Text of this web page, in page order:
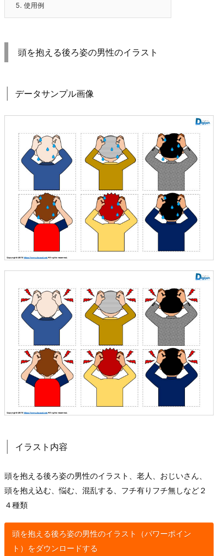
5. 使用例
頭を抱える後ろ姿の男性のイラスト
データサンプル画像
イラスト内容
頭を抱える後ろ姿の男性のイラスト、老人、おじいさん、
頭を抱え込む、悩む、混乱する、フチ有りフチ無しなど２
４種類
頭を抱える後ろ姿の男性のイラスト（パワーポイン
ト）をダウンロードする